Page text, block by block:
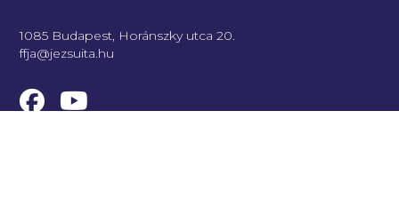
1085 Budapest, Horánszky utca 20.
ffja@jezsuita.hu